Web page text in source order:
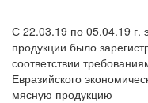
С 22.03.19 по 05.04.19 г.
продукции было
соответствии
Евразийского
мясную продукцию